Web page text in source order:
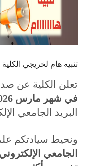
تنبيه هام لخريجي
تعلن الكلية عن
في شهر مارس 2026
البريد الجامعي
ونحيط سيادتكم
الجامعي الإلكتروني